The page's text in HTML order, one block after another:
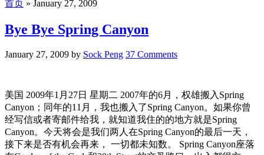
首页 » January 27, 2009
Bye Bye Spring Canyon
January 27, 2009 by Sock Peng 37 Comments
美国 2009年1月27日 星期二 2007年的6月，权雄搬入Spring
Canyon；同年的11月，我也搬入了Spring Canyon。如果你曾
经写信或者寄邮件给我，就知道我住的的地方就是Spring
Canyon。今天将会是我们两人在Spring Canyon的最后一天，
接下来是否有机会再来， 一切都未知数。 Spring Canyon座落